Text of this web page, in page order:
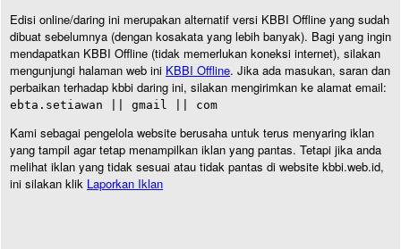
Edisi online/daring ini merupakan alternatif versi KBBI Offline yang sudah
dibuat sebelumnya (dengan kosakata yang lebih banyak). Bagi yang ingin
mendapatkan KBBI Offline (tidak memerlukan koneksi internet), silakan
mengunjungi halaman web ini KBBI Offline. Jika ada masukan, saran dan
perbaikan terhadap kbbi daring ini, silakan mengirimkan ke alamat email:
ebta.setiawan || gmail || com
Kami sebagai pengelola website berusaha untuk terus menyaring iklan
yang tampil agar tetap menampilkan iklan yang pantas. Tetapi jika anda
melihat iklan yang tidak sesuai atau tidak pantas di website kbbi.web.id,
ini silakan klik Laporkan Iklan